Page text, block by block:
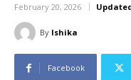
February 20, 2026
By Ishika
Facebook